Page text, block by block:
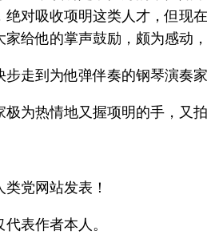
绝对吸收项明这类人才，但现
给他的掌声鼓励，颇为感动
步走到为他弹伴奏的钢琴演奏
极为热情地又握项明的手，又
党网站发表！
表作者本人。